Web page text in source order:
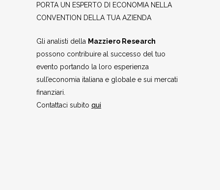
PORTA UN ESPERTO DI ECONOMIA NELLA
CONVENTION DELLA TUA AZIENDA
Gli analisti della Mazziero Research
possono contribuire al successo del tuo
evento portando la loro esperienza
sull’economia italiana e globale e sui mercati
finanziari.
Contattaci subito qui